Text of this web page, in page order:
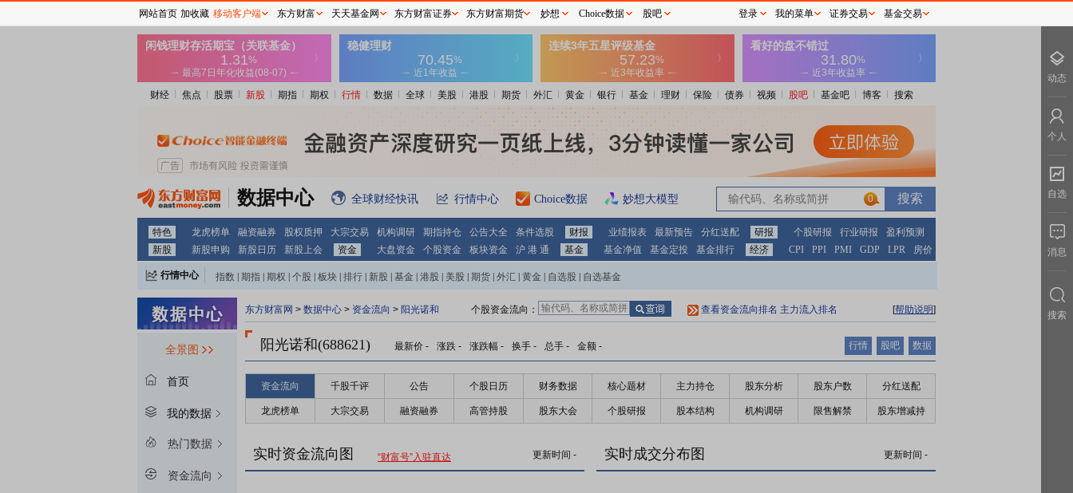
财经 焦点 股票 新股 期指 期权 行情 数据 全球 美股 港股 期货 外汇 黄金 银行 基金 理财 保险 债券 视频 股吧 基金吧 博客 搜索
数据中心 全球财经快讯 行情中心 Choice数据 妙想大模型 0
特色 龙虎榜单 融资融券 股权质押 大宗交易 机构调研 期指持仓 公告大全 条件选股 财报 业绩报表 最新预告 分红送配 研报 个股研报 行业研报
盈利预测
新股
新股申购 新股日历 新股上会 资金 大盘资金 个股资金 板块资金 沪 港 通 基金 基金净值 基金定投 基金排行 经济 CPI PPI PMI GDP LPR 房价
行情中心 指数 期指 期权 个股 板块 排行 新股 基金 港股 美股 期货 外汇 黄金 自选股 自选基金
全景图
首页
我的数据
热门数据
资金流向
东方财富网 > 数据中心 > 资金流向 > 阳光诺和 个股资金流向： 查看资金流向排名 主力流入排名 [帮助说明]
阳光诺和(688621) 最新价 - 涨跌 - 涨跌幅 - 换手 - 总手 - 金额 - 行情 股吧 数据
资金流向 千股千评 公告 个股日历 财务数据 核心题材 主力持仓 股东分析 股东户数 分红送配
龙虎榜单 大宗交易 融资融券 高管持股 股东大会 个股研报 股本结构 机构调研 限售解禁 股东增减持
实时资金流向图 “财富号”入驻直达 更新时间 - 实时成交分布图 更新时间 -
网站首页 加收藏 移动客户端 东方财富 天天基金网 东方财富证券 东方财富期货 妙想 Choice数据 股吧 登录 我的菜单 证券交易 基金交易
动态
个人
自选
消息
搜索